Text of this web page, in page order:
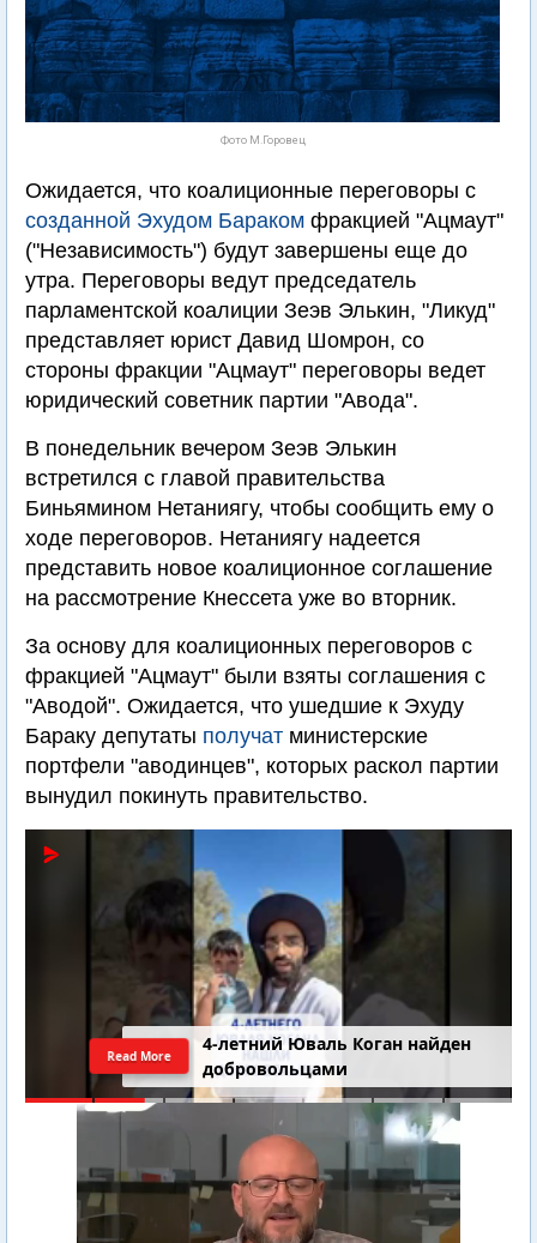
Фото М.Горовец
Ожидается, что коалиционные переговоры с
созданной Эхудом Бараком фракцией "Ацмаут"
("Независимость") будут завершены еще до
утра. Переговоры ведут председатель
парламентской коалиции Зеэв Элькин, "Ликуд"
представляет юрист Давид Шомрон, со
стороны фракции "Ацмаут" переговоры ведет
юридический советник партии "Авода".
В понедельник вечером Зеэв Элькин
встретился с главой правительства
Биньямином Нетаниягу, чтобы сообщить ему о
ходе переговоров. Нетаниягу надеется
представить новое коалиционное соглашение
на рассмотрение Кнессета уже во вторник.
За основу для коалиционных переговоров с
фракцией "Ацмаут" были взяты соглашения с
"Аводой". Ожидается, что ушедшие к Эхуду
Бараку депутаты получат министерские
портфели "аводинцев", которых раскол партии
вынудил покинуть правительство.
4-летний Юваль Коган найден
добровольцами
Read More